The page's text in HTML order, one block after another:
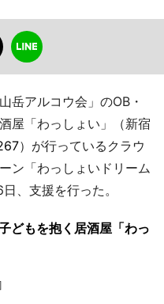
岳アルコウ会」のOB・
屋「わっしょい」（新宿
）が行っているクラウ
ン「わっしょいドリーム
、支援を行った。
どもを抱く居酒屋「わっ